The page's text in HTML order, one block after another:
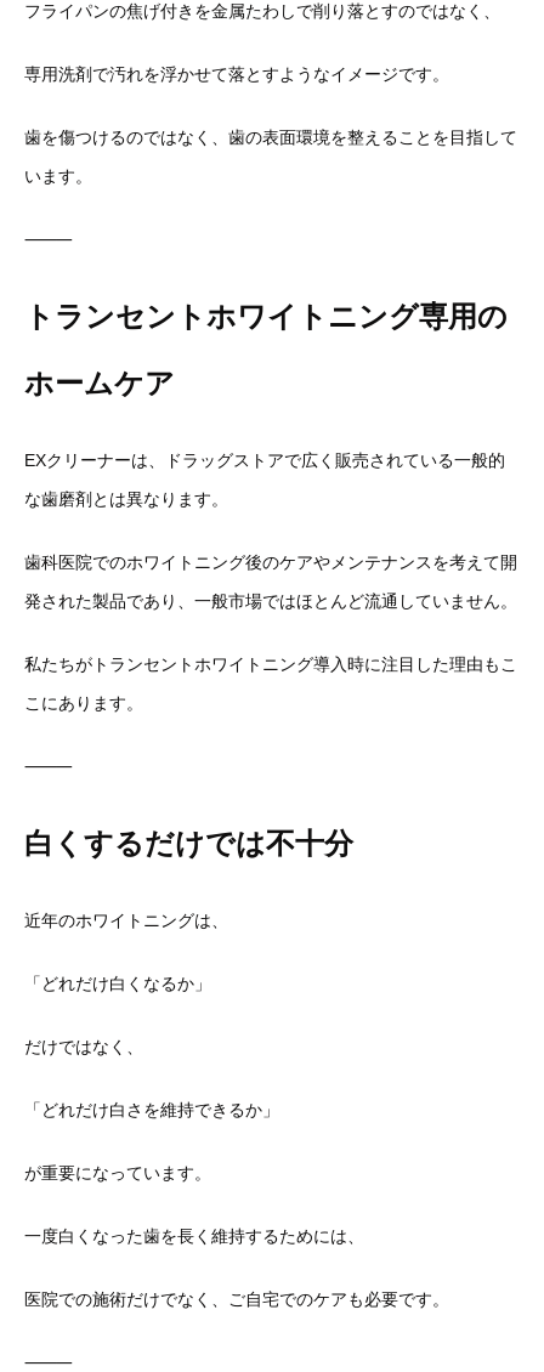
フライパンの焦げ付きを金属たわしで削り落とすのではなく、
専用洗剤で汚れを浮かせて落とすようなイメージです。
歯を傷つけるのではなく、 歯の表面環境を整えることを目指して
います。
⸻
トランセントホワイトニング専用の
ホームケア
EXクリーナーは、
ドラッグストアで広く販売されている一般的
な歯磨剤とは異なります。
歯科医院でのホワイトニング後のケアやメンテナンスを考えて開
発された製品であり、一般市場ではほとんど流通していません。
私たちがトランセントホワイトニング導入時に注目した理由もこ
こ にあります。
⸻
白くするだけでは不十分
近年のホワイトニングは、
「どれだけ白くなるか」
だけではなく、
「どれだけ白さを維持できるか」
が重要になっています。
一度白くなった歯を長く維持するためには、
医院での施術だけでなく、ご自宅でのケアも必要です。
⸻